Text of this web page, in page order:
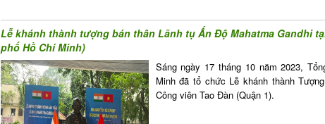
Lễ khánh thành tượng bán thân Lãnh tụ Ấn Độ Mahatma Gandhi
phố Hồ Chí Minh)
Sáng ngày 17 tháng 10 năm 2023,
Minh đã tổ chức Lễ khánh thành
Công viên Tao Đàn (Quận 1).